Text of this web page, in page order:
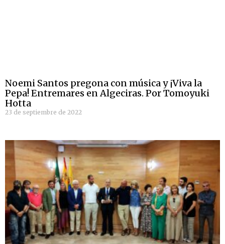
Noemi Santos pregona con música y ¡Viva la
Pepa! Entremares en Algeciras. Por Tomoyuki
Hotta
23 de septiembre de 2022